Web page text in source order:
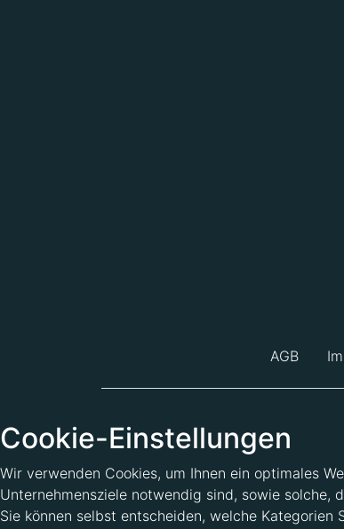
AGB
Cookie-Einstellungen
Wir verwenden Cookies, um Ihnen ein optimales
Unternehmensziele notwendig sind, sowie
Sie können selbst entscheiden, welche